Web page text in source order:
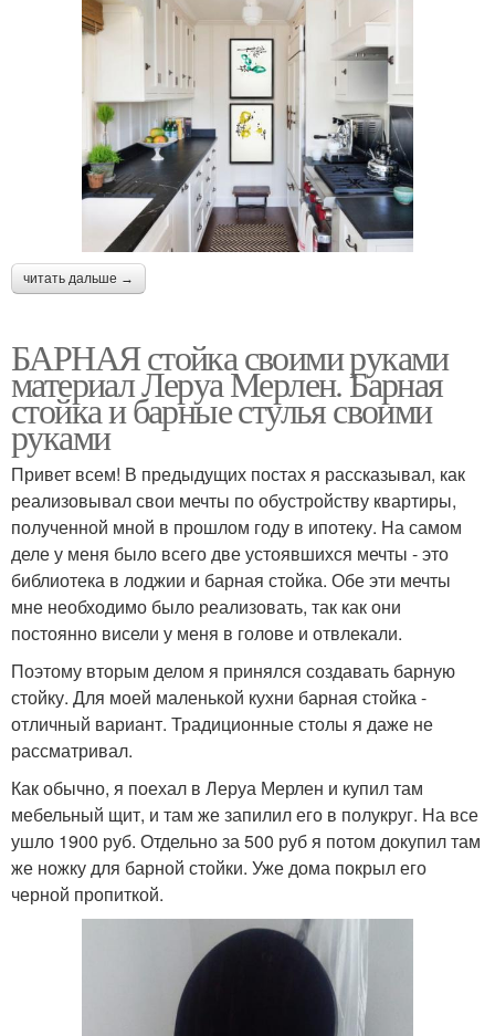
читать дальше →
БАРНАЯ стойка своими руками
материал Леруа Мерлен. Барная
стойка и барные стулья своими
руками
Привет всем! В предыдущих постах я рассказывал, как
реализовывал свои мечты по обустройству квартиры,
полученной мной в прошлом году в ипотеку. На самом
деле у меня было всего две устоявшихся мечты - это
библиотека в лоджии и барная стойка. Обе эти мечты
мне необходимо было реализовать, так как они
постоянно висели у меня в голове и отвлекали.
Поэтому вторым делом я принялся создавать барную
стойку. Для моей маленькой кухни барная стойка -
отличный вариант. Традиционные столы я даже не
рассматривал.
Как обычно, я поехал в Леруа Мерлен и купил там
мебельный щит, и там же запилил его в полукруг. На все
ушло 1900 руб. Отдельно за 500 руб я потом докупил там
же ножку для барной стойки. Уже дома покрыл его
черной пропиткой.